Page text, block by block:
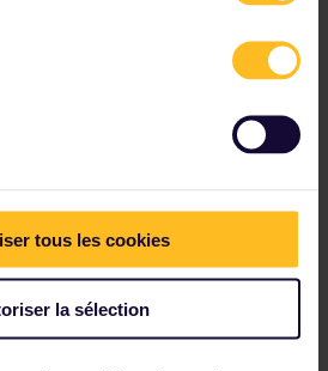
tous les cookies
la sélection